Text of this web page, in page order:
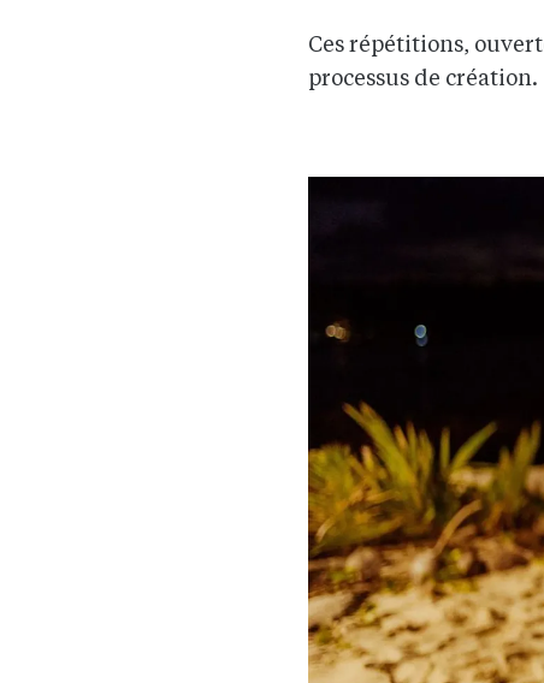
Ces répétitions,
processus de création.